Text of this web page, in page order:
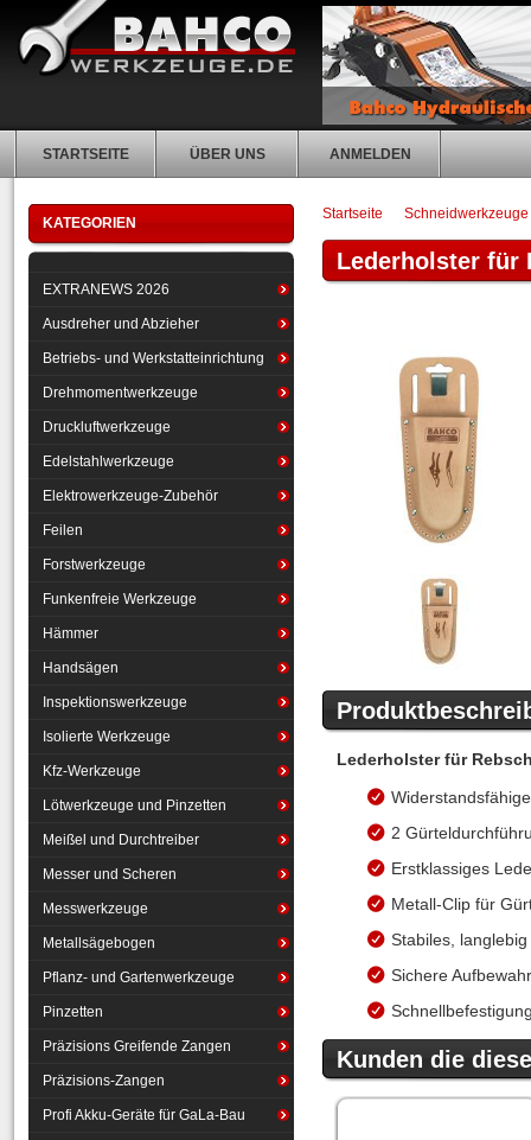
STARTSEITE ÜBER UNS ANMELDEN
Startseite Schneidwerkzeuge
Lederholster für
Lederholster für
2
Erstklassiges
Metall-Clip für
Stabiles,
Sichere
Kunden die
KATEGORIEN
EXTRANEWS 2026
Ausdreher und Abzieher
Betriebs- und Werkstatteinrichtung
Drehmomentwerkzeuge
Druckluftwerkzeuge
Edelstahlwerkzeuge
Elektrowerkzeuge-Zubehör
Feilen
Forstwerkzeuge
Funkenfreie Werkzeuge
Hämmer
Handsägen
Inspektionswerkzeuge
Isolierte Werkzeuge
Kfz-Werkzeuge
Lötwerkzeuge und Pinzetten
Meißel und Durchtreiber
Messer und Scheren
Messwerkzeuge
Metallsägebogen
Pflanz- und Gartenwerkzeuge
Pinzetten
Präzisions Greifende Zangen
Präzisions-Zangen
Profi Akku-Geräte für GaLa-Bau